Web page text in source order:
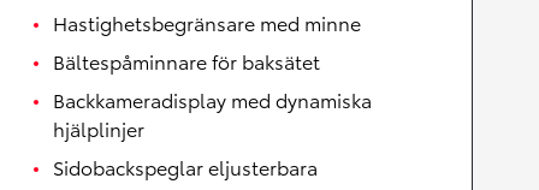
Hastighetsbegränsare med minne
Bältespåminnare för baksätet
Backkameradisplay med dynamiska
hjälplinjer
Sidobackspeglar eljusterbara